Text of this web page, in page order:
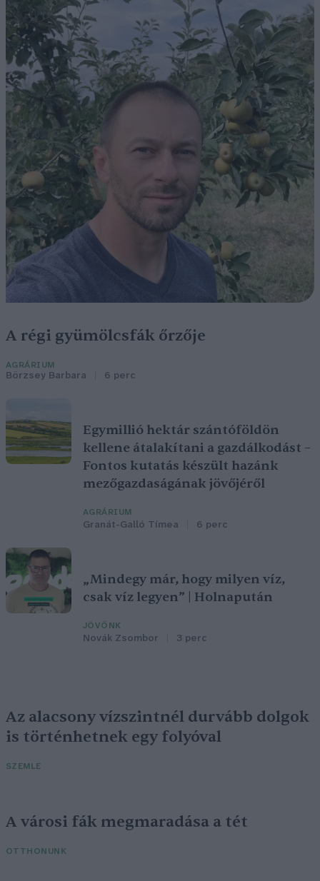
A régi gyümölcsfák őrzője
AGRÁRIUM
Börzsey Barbara 6 perc
Egymillió hektár szántóföldön
kellene átalakítani a gazdálkodást –
Fontos kutatás készült hazánk
mezőgazdaságának jövőjéről
AGRÁRIUM
Granát-Galló Tímea 6 perc
„Mindegy már, hogy milyen víz,
csak víz legyen” | Holnapután
JÖVŐNK
Novák Zsombor 3 perc
Az alacsony vízszintnél durvább dolgok
is történhetnek egy folyóval
SZEMLE
A városi fák megmaradása a tét
OTTHONUNK